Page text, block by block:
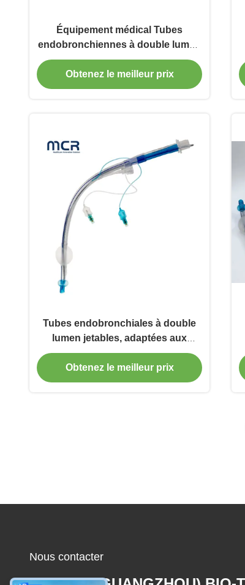
Équipement médical Tubes
endobronchiennes à double lumen
avec canal vidéo
Obtenez le meilleur prix
Tubes endobronchiales à double
lumen jetables, adaptées aux
chaînes vidéo
Obtenez le meilleur prix
Nous contacter